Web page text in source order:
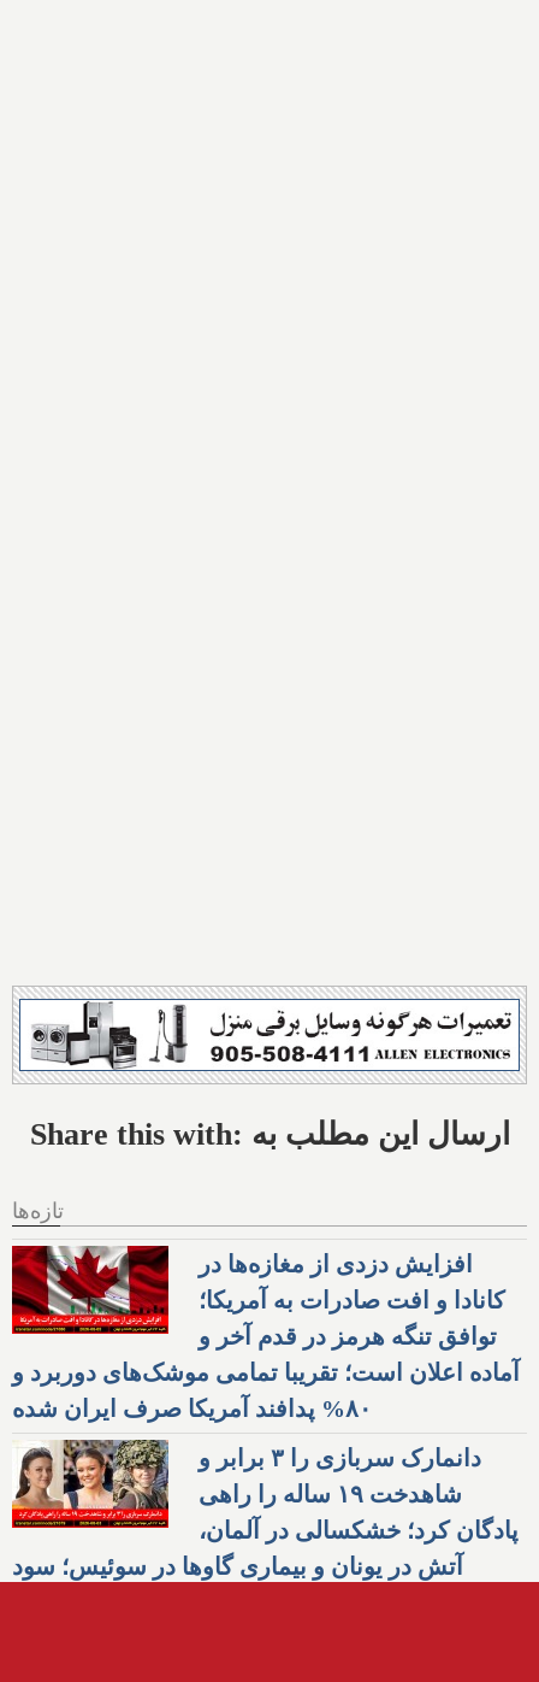
Share this with: ارسال این مطلب به
تازه‌ها
افزایش دزدی از مغازه‌ها در
کانادا و افت صادرات به آمریکا؛
توافق تنگه هرمز در قدم آخر و
آماده اعلان است؛ تقریبا تمامی موشک‌های دوربرد و
۸۰% پدافند آمریکا صرف ایران شده
دانمارک سربازی را ۳ برابر و
شاهدخت ۱۹ ساله را راهی
پادگان کرد؛ خشکسالی در آلمان،
آتش در یونان و بیماری گاوها در سوئیس؛ سود